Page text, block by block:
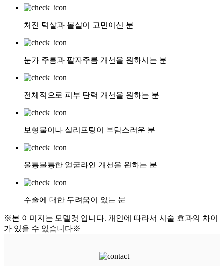
처진 턱살과 볼살이 고민이신 분
눈가 주름과 팔자주름 개선을 원하시는 분
전체적으로 피부 탄력 개선을 원하는 분
보형물이나 실리프팅이 부담스러운 분
울퉁불퉁한 얼굴라인 개선을 원하는 분
수술에 대한 두려움이 있는 분
※본 이미지는 모델컷 입니다. 개인에 따라서 시술 효과의 차이
가 있을 수 있습니다※